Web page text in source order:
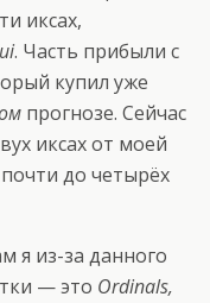
иксах,
. Часть прибыли с
купил уже
прогнозе. Сейчас
иксах от моей
до четырёх
я из-за данного
— это Ordinals,